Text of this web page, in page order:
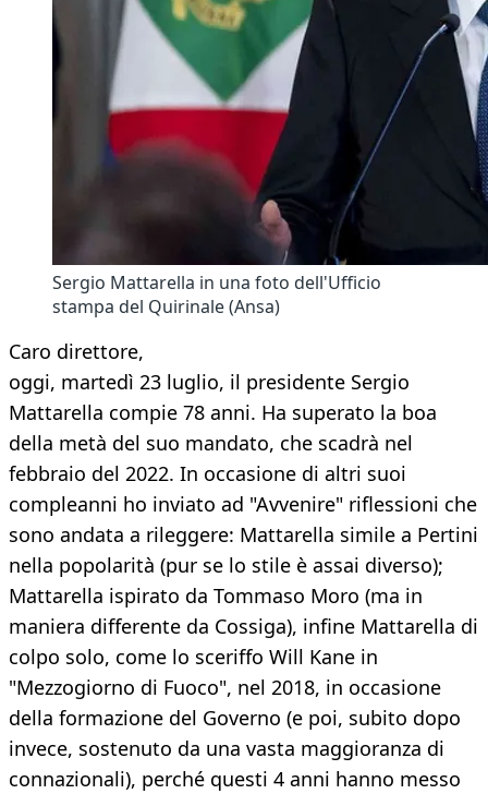
Sergio Mattarella in una foto dell'Ufficio
stampa del Quirinale (Ansa)
Caro direttore,
oggi, martedì 23 luglio, il presidente Sergio
Mattarella compie 78 anni. Ha superato la boa
della metà del suo mandato, che scadrà nel
febbraio del 2022. In occasione di altri suoi
compleanni ho inviato ad "Avvenire" riflessioni che
sono andata a rileggere: Mattarella simile a Pertini
nella popolarità (pur se lo stile è assai diverso);
Mattarella ispirato da Tommaso Moro (ma in
maniera differente da Cossiga), infine Mattarella di
colpo solo, come lo sceriffo Will Kane in
"Mezzogiorno di Fuoco", nel 2018, in occasione
della formazione del Governo (e poi, subito dopo
invece, sostenuto da una vasta maggioranza di
connazionali), perché questi 4 anni hanno messo